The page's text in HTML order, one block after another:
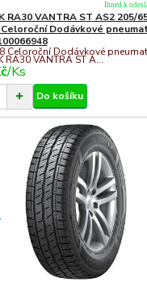
RA30 VANTRA ST AS2 205/
Dodávkové
Celoroční Dodávkové
RA30 VANTRA ST A...
/Ks
Ihned k
Do košíku